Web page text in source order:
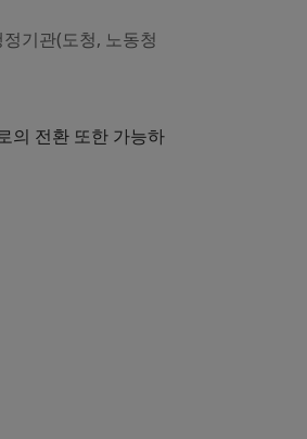
기관(도청, 노동청
의 전환 또한 가능하